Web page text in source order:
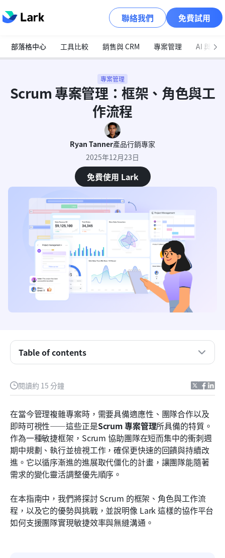
聯絡我們 免費試用
部落格中心 工具比較 銷售與 CRM 專案管理 AI 與自
專案管理
Scrum 專案管理：框架、角色與工
作流程
Ryan Tanner產品行銷專家
2025年12月23日
免費使用 Lark
閱讀約 15 分鐘
在當今管理複雜專案時，需要具備適應性、團隊合作以及
即時可視性——這些正是Scrum 專案管理所具備的特質。
作為一種敏捷框架，Scrum 協助團隊在短而集中的衝刺週
期中規劃、執行並檢視工作，確保更快速的回饋與持續改
進。它以循序漸進的進展取代僵化的計畫，讓團隊能隨著
需求的變化靈活調整優先順序。
在本指南中，我們將探討 Scrum 的框架、角色與工作流
程，以及它的優勢與挑戰，並說明像 Lark 這樣的協作平台
如何支援團隊實現敏捷效率與無縫溝通。
Table of contents
什麼是Scrum專案管理？
Scrum 團隊中的核心角色
Scrum 工作流程說明
Scrum 在專案管理中的優勢
Scrum 專案管理的挑戰
為什麼 Lark 是 Scrum 專案管理的理想選擇
成功Scrum專案的最佳實務
結論
常見問題
相關閱讀